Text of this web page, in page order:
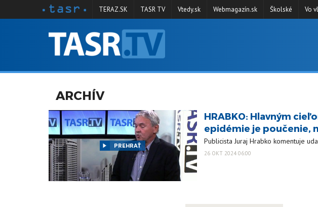
ARCHÍV
TERAZ.SK TASR TV Vtedy.sk Webmagazín.sk Školské Vo
ARCHÍV
PREHRAŤ
HRABKO: Hlavným
epidémie je poučenie,
Publicista Juraj Hrabko komentuje
26 OKT 2024 06:00